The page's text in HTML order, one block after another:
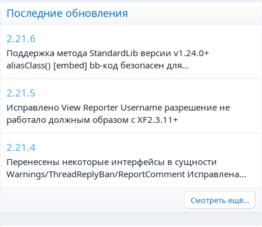
Последние обновления
2.21.6
Поддержка метода StandardLib версии v1.24.0+
aliasClass() [embed] bb-код безопасен для...
2.21.5
Исправлено View Reporter Username разрешение не
работало должным образом с XF2.3.11+
2.21.4
Перенесены некоторые интерфейсы в сущности
Warnings/ThreadReplyBan/ReportComment Исправлена...
Смотреть ещё…